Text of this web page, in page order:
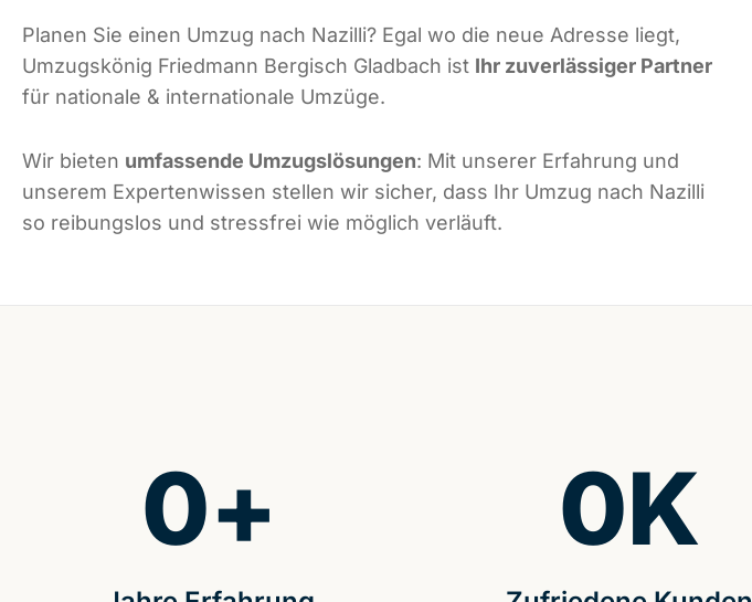
Planen Sie einen Umzug nach Nazilli? Egal wo die neue Adresse liegt,
Umzugskönig Friedmann Bergisch Gladbach ist Ihr zuverlässiger Partner
für nationale & internationale Umzüge.
Wir bieten umfassende Umzugslösungen: Mit unserer Erfahrung und
unserem Expertenwissen stellen wir sicher, dass Ihr Umzug nach Nazilli
so reibungslos und stressfrei wie möglich verläuft.
0+ 0K